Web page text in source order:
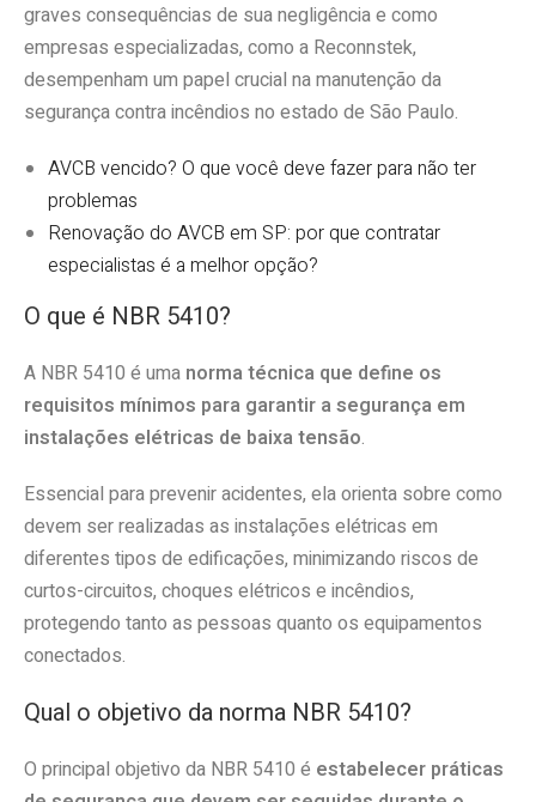
graves consequências de sua negligência e como
empresas especializadas, como a Reconnstek,
desempenham um papel crucial na manutenção da
segurança contra incêndios no estado de São Paulo.
AVCB vencido? O que você deve fazer para não ter
problemas
Renovação do AVCB em SP: por que contratar
especialistas é a melhor opção?
O que é NBR 5410?
A NBR 5410 é uma norma técnica que define os
requisitos mínimos para garantir a segurança em
instalações elétricas de baixa tensão.
Essencial para prevenir acidentes, ela orienta sobre como
devem ser realizadas as instalações elétricas em
diferentes tipos de edificações, minimizando riscos de
curtos-circuitos, choques elétricos e incêndios,
protegendo tanto as pessoas quanto os equipamentos
conectados.
Qual o objetivo da norma NBR 5410?
O principal objetivo da NBR 5410 é estabelecer práticas